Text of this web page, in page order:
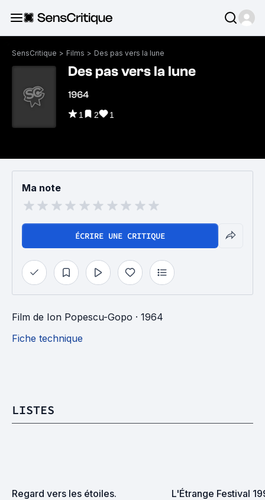
SensCritique > Films > Des pas vers la lune
Des pas vers la lune
1964
1 2 1
Ma note
ÉCRIRE UNE CRITIQUE
Film de Ion Popescu-Gopo · 1964
Fiche technique
LISTES
Regard vers les étoiles.
L'Étrange Festival